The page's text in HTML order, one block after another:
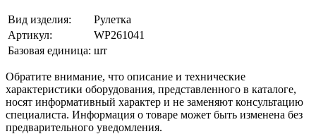
Вид изделия:
Рулетка
Артикул:
WP261041
Базовая единица: шт
Обратите внимание, что описание и технические
характеристики оборудования, представленного в каталоге,
носят информативный характер и не заменяют консультацию
специалиста. Информация о товаре может быть изменена без
предварительного уведомления.